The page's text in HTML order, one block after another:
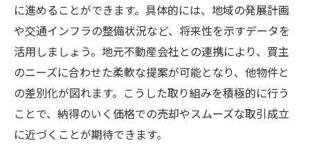
に進めることができます。具体的には、地域の発展計画
や交通インフラの整備状況など、将来性を示すデータを
活用しましょう。地元不動産会社との連携により、買主
のニーズに合わせた柔軟な提案が可能となり、他物件と
の差別化が図れます。こうした取り組みを積極的に行う
ことで、納得のいく価格での売却やスムーズな取引成立
に近づくことが期待できます。